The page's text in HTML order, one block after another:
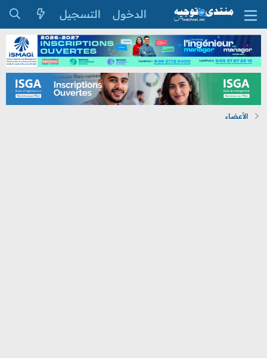
الدخول التسجيل
الأعضاء